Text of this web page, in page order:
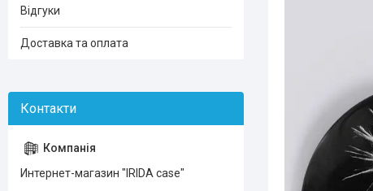
Відгуки
Доставка та оплата
Интернет-магазин "IRIDA case"